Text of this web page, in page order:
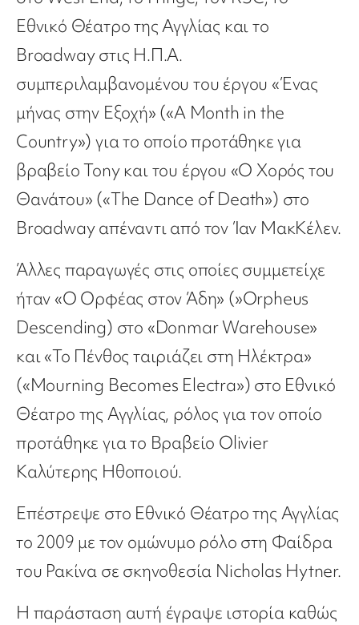
Εθνικό Θέατρο της Αγγλίας και το
Broadway στις Η.Π.Α.
συμπεριλαμβανομένου του έργου «Ένας
μήνας στην Εξοχή» («A Month in the
Country») για το οποίο προτάθηκε για
βραβείο Tony και του έργου «Ο Χορός του
Θανάτου» («The Dance of Death») στο
Broadway απέναντι από τον Ίαν ΜακΚέλεν.
Άλλες παραγωγές στις οποίες συμμετείχε
ήταν «Ο Ορφέας στον Άδη» (»Orpheus
Descending) στο «Donmar Warehouse»
και «Το Πένθος ταιριάζει στη Ηλέκτρα»
(«Mourning Becomes Electra») στο Εθνικό
Θέατρο της Αγγλίας, ρόλος για τον οποίο
προτάθηκε για το Βραβείο Olivier
Καλύτερης Ηθοποιού.
Επέστρεψε στο Εθνικό Θέατρο της Αγγλίας
το 2009 με τον ομώνυμο ρόλο στη Φαίδρα
του Ρακίνα σε σκηνοθεσία Nicholas Hytner.
Η παράσταση αυτή έγραψε ιστορία καθώς